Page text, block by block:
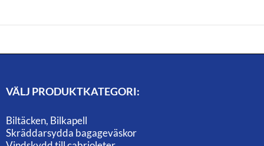
VÄLJ PRODUKTKATEGORI:
Biltäcken, Bilkapell
Skräddarsydda bagageväskor